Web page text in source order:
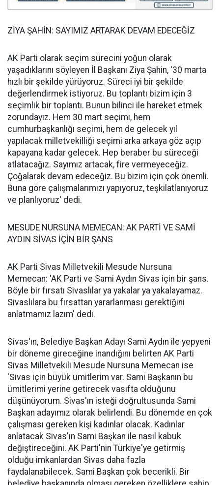
ZİYA ŞAHİN: SAYIMIZ ARTARAK DEVAM EDECEĞİZ
AK Parti olarak seçim sürecini yoğun olarak
yaşadıklarını söyleyen İl Başkanı Ziya Şahin, '30 marta
hızlı bir şekilde yürüyoruz. Süreci iyi bir şekilde
değerlendirmek istiyoruz. Bu toplantı bizim için 3
seçimlik bir toplantı. Bunun bilinci ile hareket etmek
zorundayız. Hem 30 mart seçimi, hem
cumhurbaşkanlığı seçimi, hem de gelecek yıl
yapılacak milletvekilliği seçimi arka arkaya göz açıp
kapayana kadar gelecek. Hep beraber bu süreceği
atlatacağız. Sayımız artacak, fire vermeyeceğiz.
Çoğalarak devam edeceğiz. Bu bizim için çok önemli.
Buna göre çalışmalarımızı yapıyoruz, teşkilatlanıyoruz
ve planlıyoruz' dedi.
MESUDE NURSUNA MEMECAN: AK PARTİ VE SAMİ
AYDIN SİVAS İÇİN BİR ŞANS
AK Parti Sivas Milletvekili Mesude Nursuna
Memecan: 'AK Parti ve Sami Aydın Sivas için bir şans.
Böyle bir fırsatı Sivaslılar ya yakalar ya yakalayamaz.
Sivaslılara bu fırsattan yararlanması gerektiğini
anlatmamız lazım' dedi.
Sivas'ın, Belediye Başkan Adayı Sami Aydın ile yepyeni
bir döneme gireceğine inandığını belirten AK Parti
Sivas Milletvekili Mesude Nursuna Memecan ise
'Sivas için büyük ümitlerim var. Sami Başkanın bu
ümitlerimi yerine getirecek vasıfta olduğunu
düşünüyorum. Sivas'ın isteği doğrultusunda Sami
Başkan adayımız olarak belirlendi. Bu dönemde en çok
çalışması gereken kişi kadınlar olacak. Kadınlar
anlatacak Sivas'ın Sami Başkan ile nasıl kabuk
değiştireceğini. AK Parti'nin Türkiye'ye getirmiş
olduğu imkanlardan Sivas daha fazla
faydalanabilecek. Sami Başkan çok becerikli. Bir